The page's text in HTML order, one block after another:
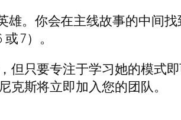
。你会在主线故事的中间
7）。
但只要专注于学习她的模式
斯将立即加入您的团队。